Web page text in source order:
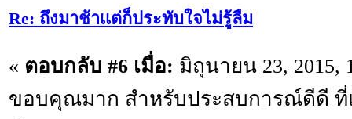
Re: ถึงมาช้าเเต่ก็ประทับใจไม่รู้ลืม
« ตอบกลับ #6 เมื่อ: มิถุนายน 23, 2015,
ขอบคุณมาก สำหรับประสบการณ์ดีดี ที่